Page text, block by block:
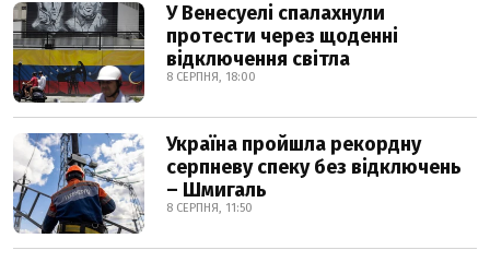
У Венесуелі спалахнули
протести через щоденні
відключення світла
8 СЕРПНЯ, 18:00
Україна пройшла рекордну
серпневу спеку без відключень
– Шмигаль
8 СЕРПНЯ, 11:50